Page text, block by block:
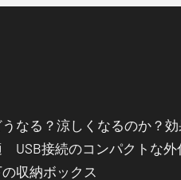
なる？涼しくなるのか？
USB接続のコンパクトな
収納ボックス